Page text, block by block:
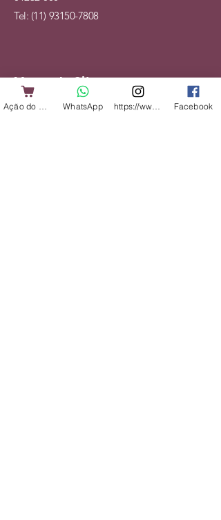
Tel: (11) 93150-7808
Mapa do Site
Cães
WhatsApp Facebook